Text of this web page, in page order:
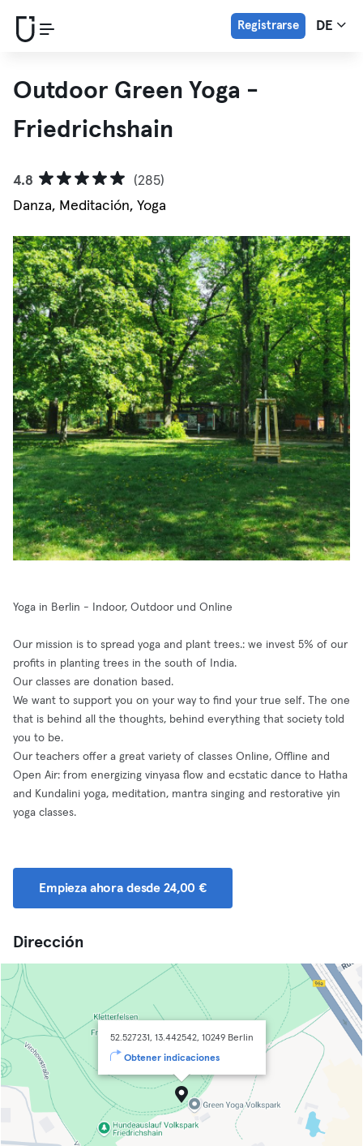
Registrarse DE
Outdoor Green Yoga -
Friedrichshain
4.8
(285)
Danza, Meditación, Yoga
Yoga in Berlin - Indoor, Outdoor und Online
Our mission is to spread yoga and plant trees.: we invest 5% of our
profits in planting trees in the south of India.
Our classes are donation based.
We want to support you on your way to find your true self. The one
that is behind all the thoughts, behind everything that society told
you to be.
Our teachers offer a great variety of classes Online, Offline and
Open Air: from energizing vinyasa flow and ecstatic dance to Hatha
and Kundalini yoga, meditation, mantra singing and restorative yin
yoga classes.
Empieza ahora desde 24,00 €
Dirección
52.527231, 13.442542, 10249 Berlin
Obtener indicaciones